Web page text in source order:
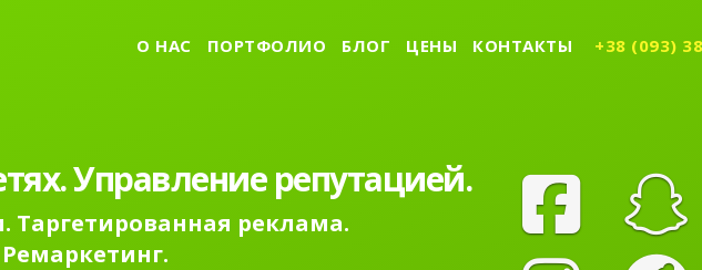
О НАС ПОРТФОЛИО БЛОГ ЦЕНЫ КОНТАКТЫ +38 (093)
Управление репутацией.
Таргетированная реклама.